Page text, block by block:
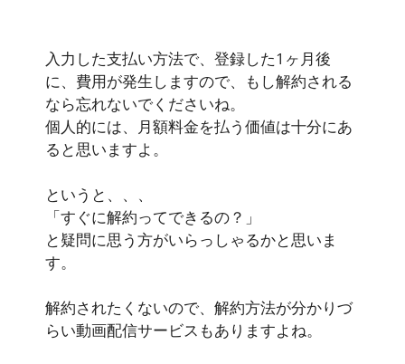
入力した支払い方法で、登録した1ヶ月後
に、費用が発生しますので、もし解約される
なら忘れないでくださいね。
個人的には、月額料金を払う価値は十分にあ
ると思いますよ。
というと、、、
「すぐに解約ってできるの？」
と疑問に思う方がいらっしゃるかと思いま
す。
解約されたくないので、解約方法が分かりづ
らい動画配信サービスもありますよね。